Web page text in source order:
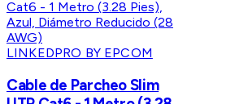
LINKEDPRO BY EPCOM
Cable de Parcheo Slim